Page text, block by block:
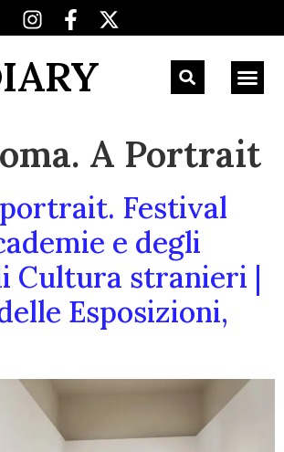
A Portrait
Festival
e degli
Cultura stranieri |
Esposizioni,